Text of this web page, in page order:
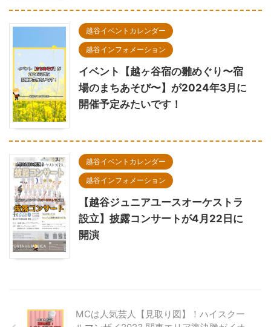
越谷イベントカレンダー
越谷インフォメーション
イベント【越ヶ谷宿の雛めぐり〜宿
場のまちあそび〜】が2024年3月に
開催予定みたいです！
越谷イベントカレンダー
越谷インフォメーション
【越谷ジュニアユースオーケストラ
設立】披露コンサートが4月22日に
開演
MCは人気芸人【見取り図】！ハイスクー